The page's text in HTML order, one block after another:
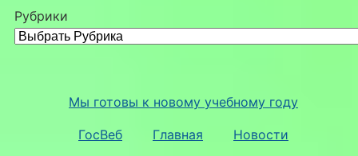
Рубрики
Мы готовы к новому учебному году
ГосВеб Главная Новости